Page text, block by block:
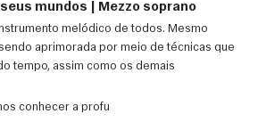
mundos | Mezzo soprano
melódico de todos. Mesmo
aprimorada por meio de técnicas que
tempo, assim como os demais
conhecer a profu